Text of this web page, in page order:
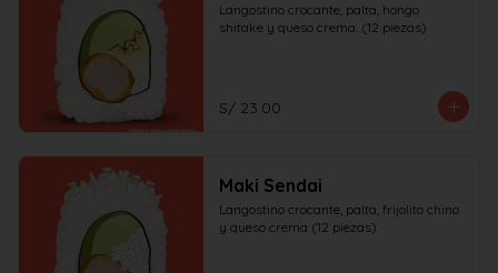
Langostino crocante, palta, hongo
shitake y queso crema. (12 piezas)
S/ 23.00
Maki Sendai
Langostino crocante, palta, frijolito chino
y queso crema (12 piezas)